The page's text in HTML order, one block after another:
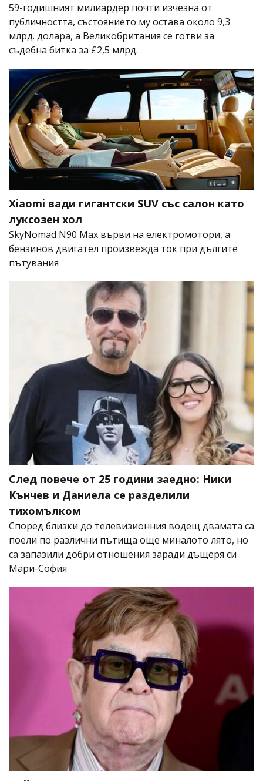
59-годишният милиардер почти изчезна от
публичността, състоянието му остава около 9,3
млрд. долара, а Великобритания се готви за
съдебна битка за £2,5 млрд.
Xiaomi вади гигантски SUV със салон като
луксозен хол
SkyNomad N90 Max върви на електромотори, а
бензинов двигател произвежда ток при дългите
пътувания
След повече от 25 години заедно: Ники
Кънчев и Даниела се разделили
тихомълком
Според близки до телевизионния водещ двамата са
поели по различни пътища още миналото лято, но
са запазили добри отношения заради дъщеря си
Мари-София